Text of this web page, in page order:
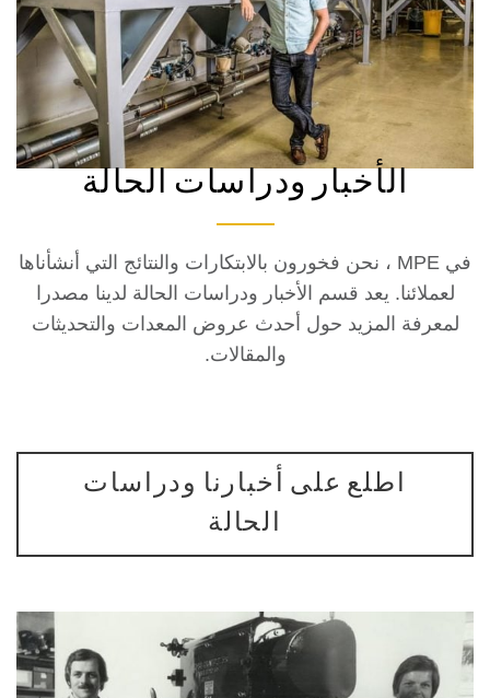
الأخبار ودراسات الحالة
في MPE ، نحن فخورون بالابتكارات والنتائج التي أنشأناها
يعد قسم الأخبار ودراسات الحالة لدينا مصدرا
المزيد حول أحدث عروض المعدات والتحديثات
والمقالات.
اطلع على أخبارنا ودراسات
الحالة